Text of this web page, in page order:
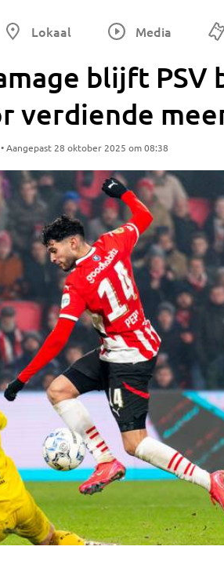
Lokaal Media
blijft PSV
verdiende
Aangepast 28 oktober 2025 om 08:38